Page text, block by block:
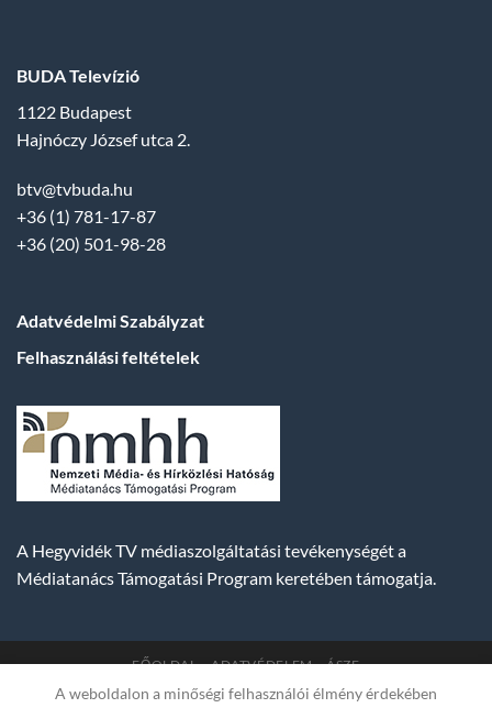
BUDA Televízió
1122 Budapest
Hajnóczy József utca 2.
btv@tvbuda.hu
+36 (1) 781-17-87
+36 (20) 501-98-28
Adatvédelmi Szabályzat
Felhasználási feltételek
A Hegyvidék TV médiaszolgáltatási tevékenységét a
Médiatanács Támogatási Program keretében támogatja.
FŐOLDAL ADATVÉDELEM ÁSZF
Copyright 2007-2026 © BUDA TV | Hegyvidék Média
A weboldalon a minőségi felhasználói élmény érdekében